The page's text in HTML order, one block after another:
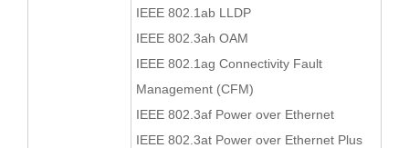
IEEE 802.1ab LLDP
IEEE 802.3ah OAM
IEEE 802.1ag Connectivity Fault
Management (CFM)
IEEE 802.3af Power over Ethernet
IEEE 802.3at Power over Ethernet Plus